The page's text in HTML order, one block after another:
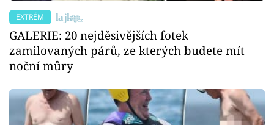
EXTRÉM
GALERIE: 20 nejděsivějších fotek
zamilovaných párů, ze kterých budete mít
noční můry